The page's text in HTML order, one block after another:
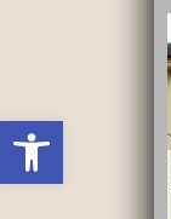
Deschide bara de unelte